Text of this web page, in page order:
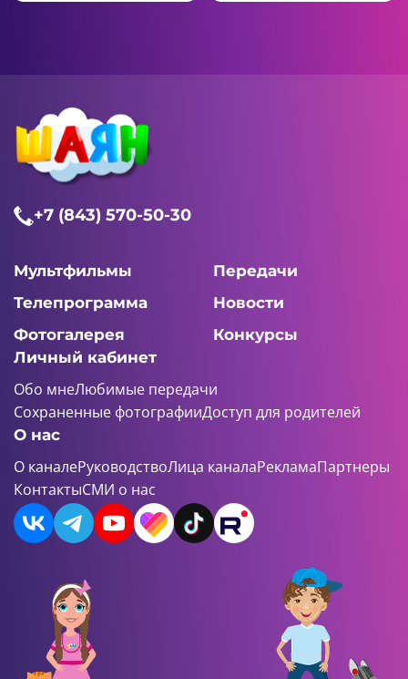
+7 (843) 570-50-30
Мультфильмы
Передачи
Телепрограмма
Новости
Фотогалерея
Конкурсы
Личный кабинет
Обо мнеЛюбимые передачи
Сохраненные фотографииДоступ для родителей
О нас
О каналеРуководствоЛица каналаРекламаПартнеры
КонтактыСМИ о нас